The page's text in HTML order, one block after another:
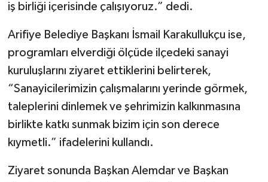
iş birliği içerisinde çalışıyoruz.” dedi.
Arifiye Belediye Başkanı İsmail Karakullukçu ise,
programları elverdiği ölçüde ilçedeki sanayi
kuruluşlarını ziyaret ettiklerini belirterek,
“Sanayicilerimizin çalışmalarını yerinde görmek,
taleplerini dinlemek ve şehrimizin kalkınmasına
birlikte katkı sunmak bizim için son derece
kıymetli.” ifadelerini kullandı.
Ziyaret sonunda Başkan Alemdar ve Başkan